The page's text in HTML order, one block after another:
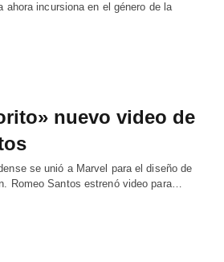
ahora incursiona en el género de la
nuevo video de
se unió a Marvel para el diseño de
Romeo Santos estrenó video para…